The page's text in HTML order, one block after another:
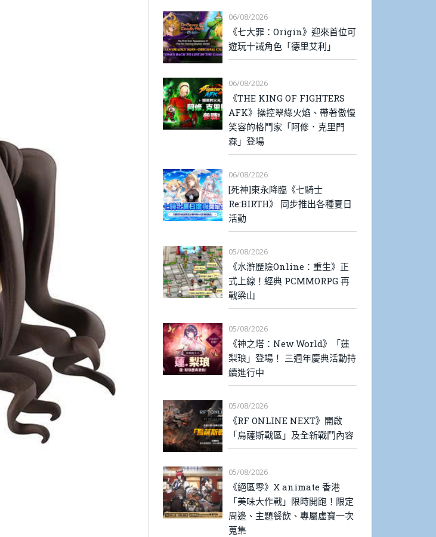
06/08/2026
《七大罪：Origin》迎來首位可
遊玩十誡角色「德里艾利」
06/08/2026
《THE KING OF FIGHTERS
AFK》操控翠綠火焰、帶著傲慢
笑容的格鬥家「阿修．克里門
森」登場
06/08/2026
[死神]東永降臨《七騎士
Re:BIRTH》 同步推出各種夏日
活動
05/08/2026
《水滸歷險Online：重生》正
式上線！經典 PCMMORPG 再
戰梁山
05/08/2026
《神之塔：New World》「蓮
梨琅」登場！ 三週年慶典活動持
續進行中
05/08/2026
《RF ONLINE NEXT》開啟
「烏薩斯戰區」及全新戰鬥內容
05/08/2026
《絕區零》X animate 香港
「美味大作戰」限時開跑！限定
周邊、主題餐飲、專屬虛寶一次
蒐集